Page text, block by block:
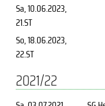
Sa, 10.06.2023,
21.ST
So, 18.06.2023,
22.ST
2021/22